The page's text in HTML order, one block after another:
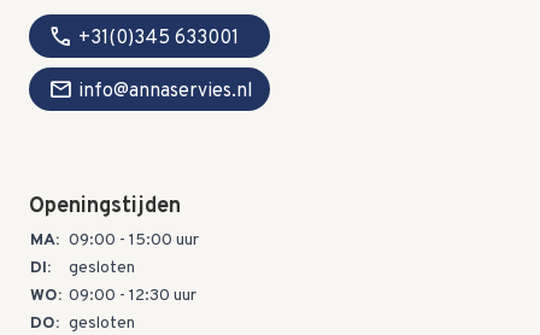
call +31(0)345 633001
mail info@annaservies.nl
Openingstijden
MA: 09:00 - 15:00 uur
DI:
gesloten
WO: 09:00 - 12:30 uur
DO: gesloten